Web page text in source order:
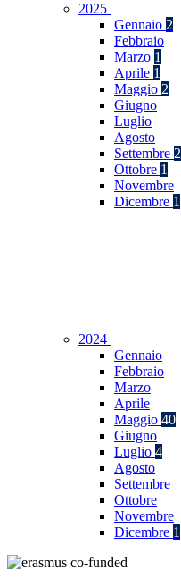
2025
Gennaio 2
Febbraio
Marzo 1
Aprile 1
Maggio 2
Giugno
Luglio
Agosto
Settembre 2
Ottobre 1
Novembre
Dicembre 1
2024
Gennaio
Febbraio
Marzo
Aprile
Maggio 40
Giugno
Luglio 4
Agosto
Settembre
Ottobre
Novembre
Dicembre 1